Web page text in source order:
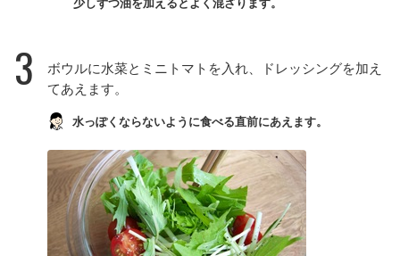
3
ボウルに水菜とミニトマトを入れ、ドレッシングを加え
てあえます。
水っぽくならないように食べる直前にあえます。